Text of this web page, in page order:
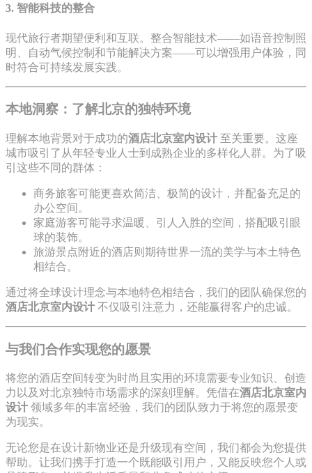
3. 智能科技的整合
现代旅行者期望便利和互联。整合智能技术——如语音控制照
明、自动气候控制和节能解决方案——可以增强用户体验，同
时符合可持续发展实践。
本地洞察：了解北京的独特环境
理解本地背景对于成功的酒店北京室内设计 至关重要。这座
城市吸引了从年轻专业人士到成熟企业的多样化人群。为了吸
引这些不同的群体：
商务旅客可能更喜欢简洁、极简的设计，并配备充足的
办公空间。
家庭游客可能寻求温暖、引人入胜的空间，搭配吸引眼
球的装饰。
旅游景点附近的酒店则期待世界一流的美学与本土特色
相结合。
通过将全球设计理念与本地特色相结合，我们的团队确保您的
酒店北京室内设计 不仅吸引注意力，还能赢得客户的忠诚。
与我们合作实现您的愿景
将您的酒店空间转变为时尚且实用的环境需要专业知识、创造
力以及对北京独特市场需求的深刻理解。凭借在酒店北京室内
设计 领域多年的丰富经验，我们的团队致力于将您的愿景变
为现实。
无论您是在设计新物业还是升级现有空间，我们都会为您提供
帮助。让我们携手打造一个既能吸引用户，又能反映您个人或